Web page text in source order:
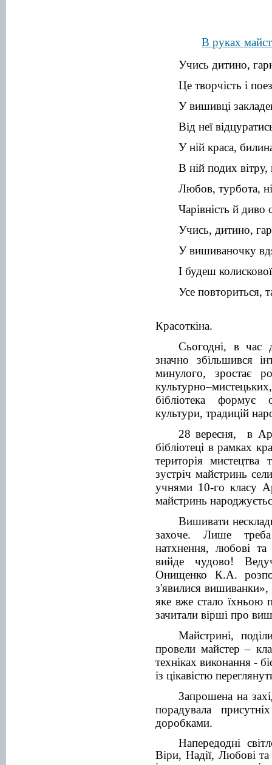
В руках
Учись дитино,
Це творчість і
У вишивці
Від неї
У ній краса,
В ній подих вітру,
Любов, турбота,
Чарівність й диво
Учись, дитино,
У вишиваночку
І будеш
Усе повториться,
Красоткіна.
Сьогодні, в час
значно збільшився
минулого, зростає
бібліотека формує
культури, традицій
28 вересня, в
бібліотеці в рамках
територія мистецтва
зустріч майстринь
учнями 10-го класу
майстринь
Вишивати
захоче. Лише
натхнення, любові
вийде чудово!
Онищенко К.А.
з'явилися
яке вже стало їхньою
зачитали вірші про
Майстрині,
провели майстер –
техніках виконання -
із цікавістю
Запрошена на
порадувала
доробками.
Напередодні
Віри, Надії, Любові та